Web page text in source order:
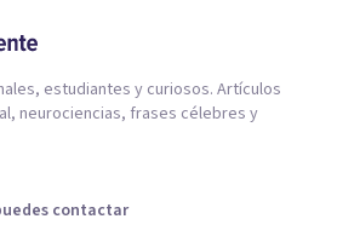
estudiantes y curiosos. Artículos
neurociencias, frases célebres y
contactar